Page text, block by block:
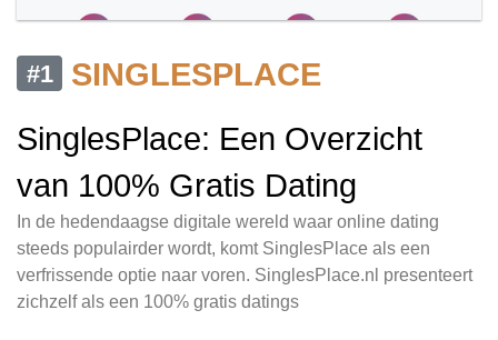
#1
SINGLESPLACE
SinglesPlace: Een Overzicht
van 100% Gratis Dating
In de hedendaagse digitale wereld waar online dating
steeds populairder wordt, komt SinglesPlace als een
verfrissende optie naar voren. SinglesPlace.nl presenteert
zichzelf als een 100% gratis datings